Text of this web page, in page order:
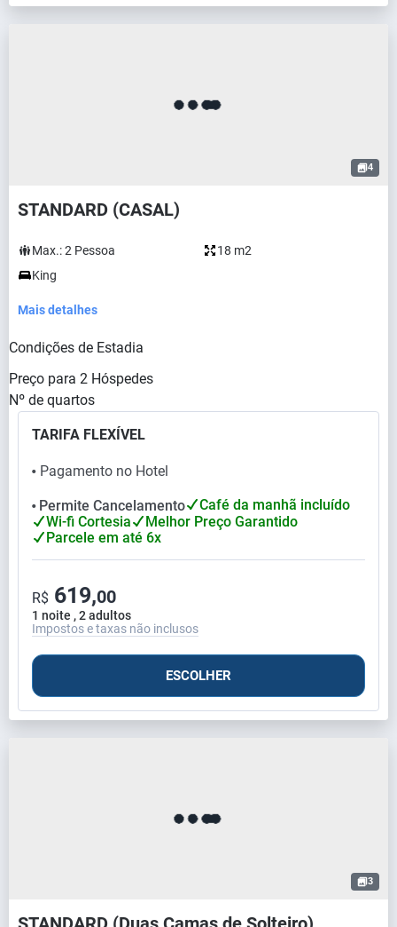
4
STANDARD (CASAL)
Max.:2 Pessoa
18 m2
King
Mais detalhes
Condições de Estadia
Preço para 2 Hóspedes
Nº de quartos
TARIFA FLEXÍVEL
⬤ Pagamento no Hotel
⬤ Permite Cancelamento
Café da manhã incluído
Wi-fi Cortesia
Melhor Preço Garantido
Parcele em até 6x
1 noite , 2 adultos
R$ 619,00
Impostos e taxas não inclusos
ESCOLHER
3